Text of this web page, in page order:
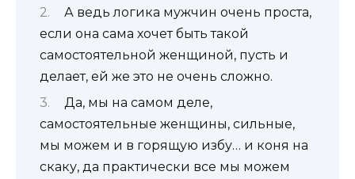
А ведь логика мужчин очень проста,
если она сама хочет быть такой
самостоятельной женщиной, пусть и
делает, ей же это не очень сложно.
Да, мы на самом деле,
самостоятельные женщины, сильные,
мы можем и в горящую избу… и коня на
скаку, да практически все мы можем